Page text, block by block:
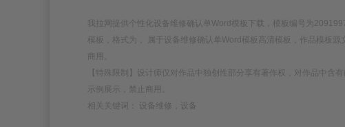
我拉网提供个性化设备维修确认单Word模板下载，模板编号为
模板，格式为， 属于设备维修确认单Word模板高清模板，作品模板
【特殊限制】设计师仅对作品中独创性部分享有著作权，对作品中含
示例展示，禁止商用。
相关关键词： 设备维修，设备